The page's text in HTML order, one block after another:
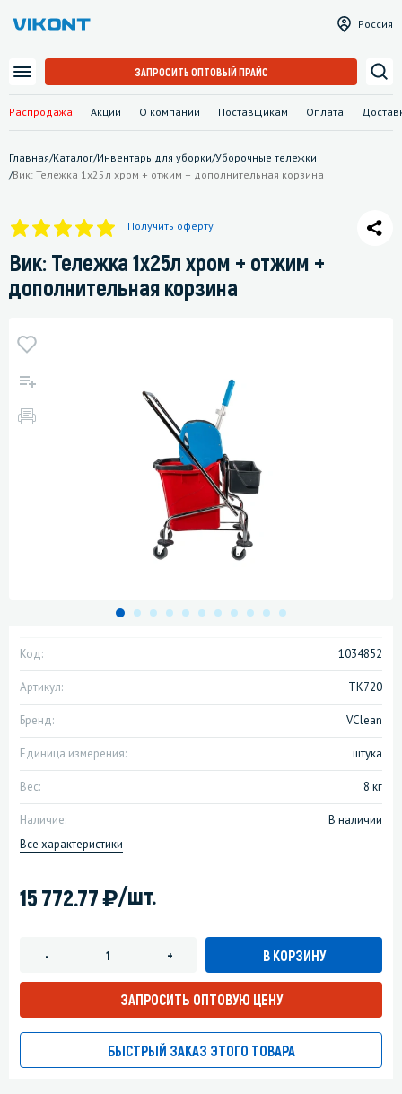
Распродажа Акции О компании Поставщикам Оплата
Россия
ЗАПРОСИТЬ ОПТОВЫЙ ПРАЙС
Главная/Каталог/Инвентарь для уборки/Уборочные тележки
/Вик: Тележка 1х25л хром + отжим + дополнительная корзина
Получить оферту
Вик: Тележка 1х25л хром + отжим +
дополнительная корзина
Код: 1034852
Артикул: TK720
Бренд: VClean
Единица измерения: штука
Вес: 8 кг
Наличие:
В наличии
Все характеристики
15 772.77)/шт.
- + В КОРЗИНУ
ЗАПРОСИТЬ ОПТОВУЮ ЦЕНУ
БЫСТРЫЙ ЗАКАЗ ЭТОГО ТОВАРА